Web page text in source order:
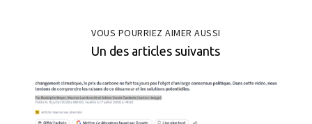
VOUS POURRIEZ AIMER AUSSI
Un des articles suivants